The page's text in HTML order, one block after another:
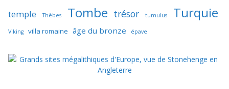
temple Thèbes Tombe trésor tumulus Turquie
Viking villa romaine âge du bronze épave